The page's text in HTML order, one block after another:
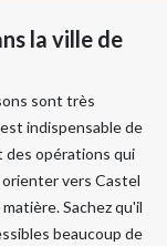
la ville de
sont très
indispensable de
des opérations qui
vers Castel
Sachez qu'il
beaucoup de